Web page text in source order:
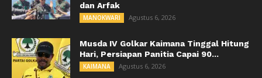
dan Arfak
MANOKWARI Agustus 6, 2026
Musda IV Golkar Kaimana Tinggal Hitung
Hari, Persiapan Panitia Capai 90...
KAIMANA Agustus 6, 2026